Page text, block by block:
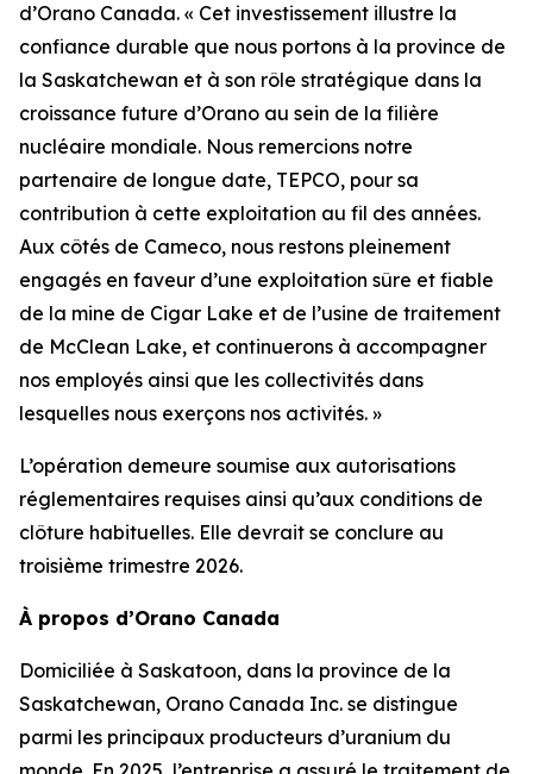
d’Orano Canada. « Cet investissement illustre la
confiance durable que nous portons à la province de
la Saskatchewan et à son rôle stratégique dans la
croissance future d’Orano au sein de la filière
nucléaire mondiale. Nous remercions notre
partenaire de longue date, TEPCO, pour sa
contribution à cette exploitation au fil des années.
Aux côtés de Cameco, nous restons pleinement
engagés en faveur d’une exploitation sûre et fiable
de la mine de Cigar Lake et de l’usine de traitement
de McClean Lake, et continuerons à accompagner
nos employés ainsi que les collectivités dans
lesquelles nous exerçons nos activités. »
L’opération demeure soumise aux autorisations
réglementaires requises ainsi qu’aux conditions de
clôture habituelles. Elle devrait se conclure au
troisième trimestre 2026.
À propos d’Orano Canada
Domiciliée à Saskatoon, dans la province de la
Saskatchewan, Orano Canada Inc. se distingue
parmi les principaux producteurs d’uranium du